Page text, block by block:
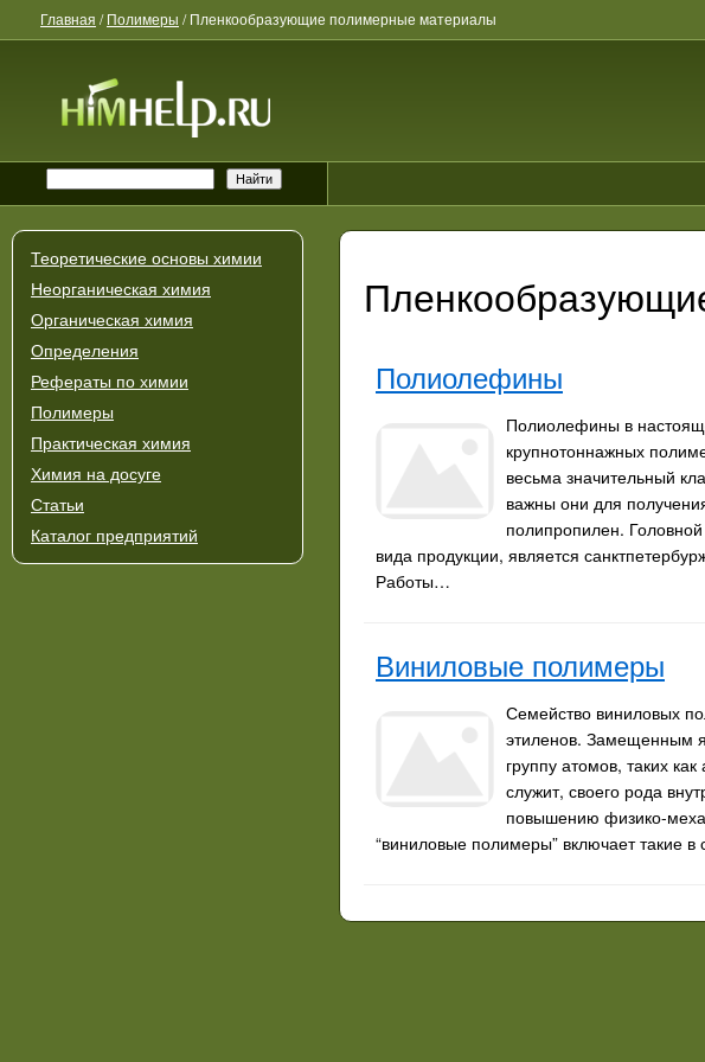
Главная /Полимеры /Пленкообразующие полимерные материалы
Теоретические основы химии
Неорганическая химия
Органическая химия
Определения
Рефераты по химии
Полимеры
Практическая химия
Химия на досуге
Статьи
Каталог предприятий
Полиолефины
Полиолефины в
крупнотоннажных
весьма значительный
важны они для
полипропилен.
вида продукции, является
Работы…
Виниловые полимеры
Семейство виниловых
этиленов. Замещенным
группу атомов, таких
служит, своего рода
повышению физико-
“виниловые полимеры” включает такие